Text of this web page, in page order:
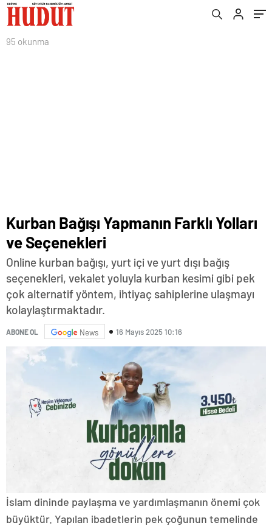
95 okunma
Kurban Bağışı Yapmanın Farklı Yolları
ve Seçenekleri
Online kurban bağışı, yurt içi ve yurt dışı bağış
seçenekleri, vekalet yoluyla kurban kesimi gibi pek
çok alternatif yöntem, ihtiyaç sahiplerine ulaşmayı
kolaylaştırmaktadır.
ABONE OL News 16 Mayıs 2025 10:16
İslam dininde paylaşma ve yardımlaşmanın önemi çok
büyüktür. Yapılan ibadetlerin pek çoğunun temelinde